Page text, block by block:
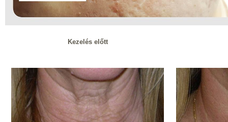
Kezelés előtt